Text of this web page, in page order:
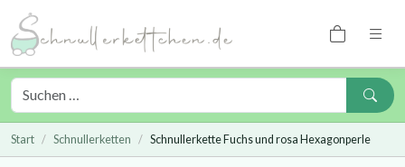
Start Schnullerketten Schnullerkette Fuchs und rosa Hexagonperle